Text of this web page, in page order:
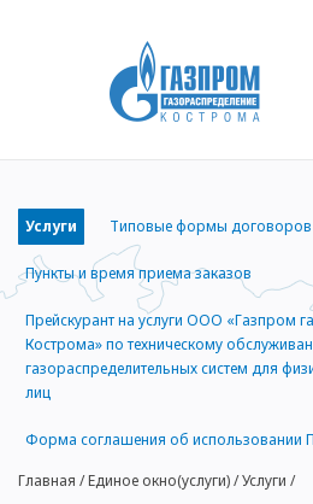
Услуги Типовые формы договоров
Пункты и время приема заказов
Прейскурант на услуги ООО «Газпром
Кострома» по техническому
газораспределительных систем для
лиц
Форма соглашения об использовании
Главная /Единое окно(услуги)/Услуги /